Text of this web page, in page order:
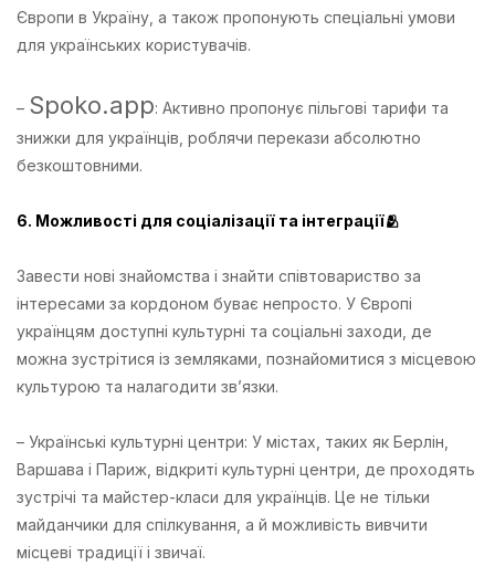
Європи в Україну, а також пропонують спеціальні умови
для українських користувачів.
– Spoko.app: Активно пропонує пільгові тарифи та
знижки для українців, роблячи перекази абсолютно
безкоштовними.
6. Можливості для соціалізації та інтеграції🫂
Завести нові знайомства і знайти співтовариство за
інтересами за кордоном буває непросто. У Європі
українцям доступні культурні та соціальні заходи, де
можна зустрітися із земляками, познайомитися з місцевою
культурою та налагодити зв’язки.
– Українські культурні центри: У містах, таких як Берлін,
Варшава і Париж, відкриті культурні центри, де проходять
зустрічі та майстер-класи для українців. Це не тільки
майданчики для спілкування, а й можливість вивчити
місцеві традиції і звичаї.